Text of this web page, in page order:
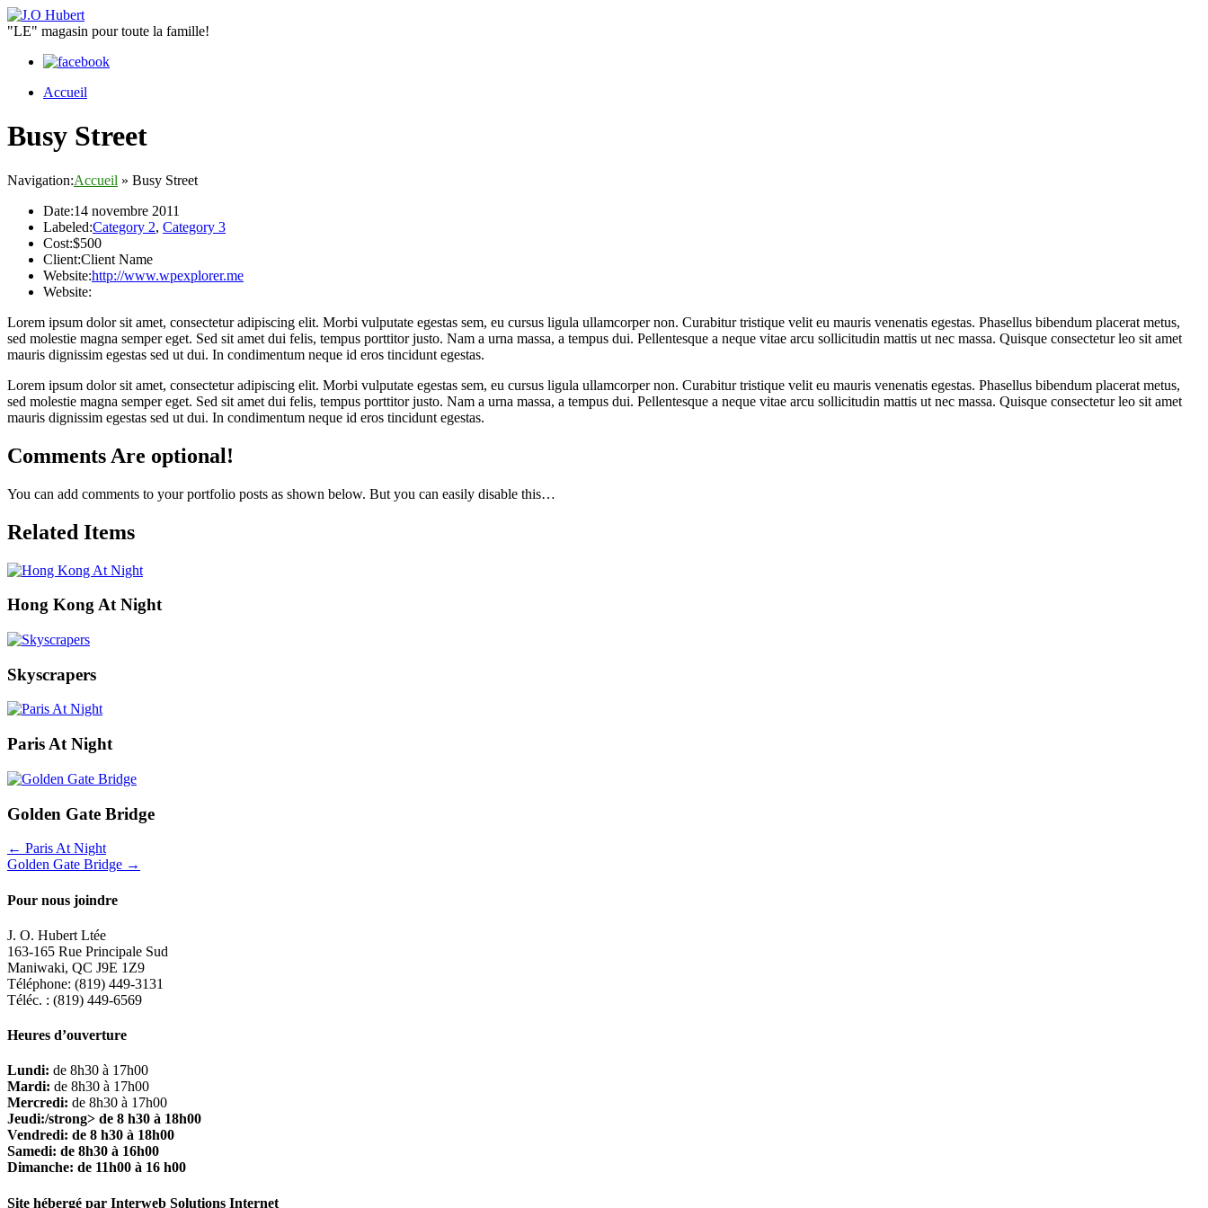
"LE" magasin pour toute la famille!
Accueil
Busy Street
Navigation:Accueil » Busy Street
Date:14 novembre 2011
Labeled:Category 2, Category 3
Cost:$500
Client:Client Name
Website:http://www.wpexplorer.me
Website:
Lorem ipsum dolor sit amet, consectetur adipiscing elit. Morbi vulputate egestas sem, eu cursus ligula ullamcorper non. Curabitur tristique velit eu mauris venenatis egestas. Phasellus bibendum placerat metus,
sed molestie magna semper eget. Sed sit amet dui felis, tempus porttitor justo. Nam a urna massa, a tempus dui. Pellentesque a neque vitae arcu sollicitudin mattis ut nec massa. Quisque consectetur leo sit amet
mauris dignissim egestas sed ut dui. In condimentum neque id eros tincidunt egestas.
Lorem ipsum dolor sit amet, consectetur adipiscing elit. Morbi vulputate egestas sem, eu cursus ligula ullamcorper non. Curabitur tristique velit eu mauris venenatis egestas. Phasellus bibendum placerat metus,
sed molestie magna semper eget. Sed sit amet dui felis, tempus porttitor justo. Nam a urna massa, a tempus dui. Pellentesque a neque vitae arcu sollicitudin mattis ut nec massa. Quisque consectetur leo sit amet
mauris dignissim egestas sed ut dui. In condimentum neque id eros tincidunt egestas.
Comments Are optional!
You can add comments to your portfolio posts as shown below. But you can easily disable this…
Related Items
Hong Kong At Night
Skyscrapers
Paris At Night
Golden Gate Bridge
← Paris At Night
Golden Gate Bridge →
Pour nous joindre
J. O. Hubert Ltée
163-165 Rue Principale Sud
Maniwaki, QC J9E 1Z9
Téléphone: (819) 449-3131
Téléc. : (819) 449-6569
Heures d’ouverture
Lundi: de 8h30 à 17h00
Mardi: de 8h30 à 17h00
Mercredi: de 8h30 à 17h00
Jeudi:/strong> de 8 h30 à 18h00
Vendredi: de 8 h30 à 18h00
Samedi: de 8h30 à 16h00
Dimanche: de 11h00 à 16 h00
Site hébergé par Interweb Solutions Internet